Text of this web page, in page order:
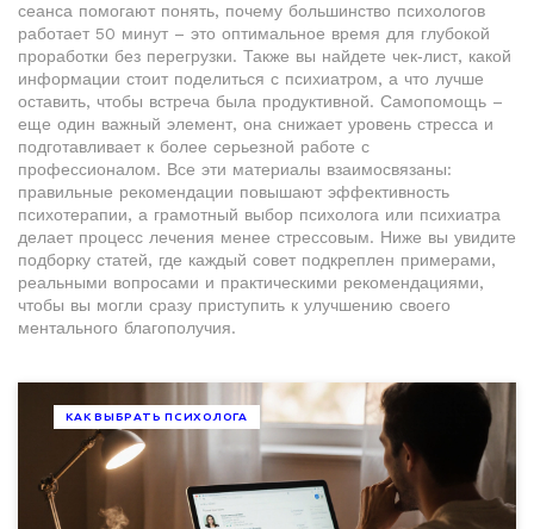
сеанса помогают понять, почему большинство психологов
работает 50 минут – это оптимальное время для глубокой
проработки без перегрузки. Также вы найдете чек‑лист, какой
информации стоит поделиться с психиатром, а что лучше
оставить, чтобы встреча была продуктивной. Самопомощь –
еще один важный элемент, она снижает уровень стресса и
подготавливает к более серьезной работе с
профессионалом. Все эти материалы взаимосвязаны:
правильные рекомендации повышают эффективность
психотерапии, а грамотный выбор психолога или психиатра
делает процесс лечения менее стрессовым. Ниже вы увидите
подборку статей, где каждый совет подкреплен примерами,
реальными вопросами и практическими рекомендациями,
чтобы вы могли сразу приступить к улучшению своего
ментального благополучия.
КАК ВЫБРАТЬ ПСИХОЛОГА